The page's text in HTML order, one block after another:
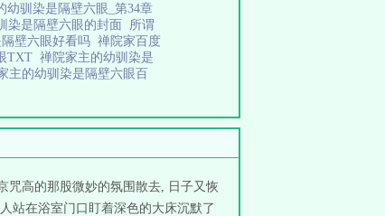
幼驯染是隔壁六眼_第34章
染是隔壁六眼的封面 所谓
壁六眼好看吗 禅院家百度
TXT 禅院家主的幼驯染是
主的幼驯染是隔壁六眼百
咒高的那股微妙的氛围散去, 日子又恢
站在浴室门口盯着深色的大床沉默了